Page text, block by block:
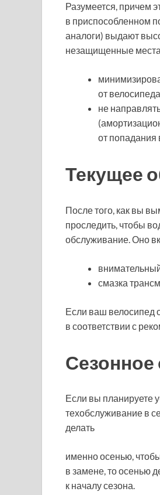
Разумеется, причем
в приспособленном
аналоги) выдают
незащищенные
от
не
от
Текущее
После того, как вы
проследить, чтобы
обслуживание. Оно
смазка
Если ваш велосипед
в соответствии с
Если вы планируете
техобслуживание в
делать
именно осенью,
в замене, то осенью
к началу сезона.